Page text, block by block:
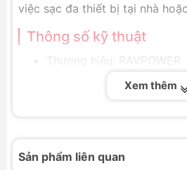
việc sạc đa thiết bị tại nhà
Thông số kỹ thuật
Thương hiệu: RAVPOWER
Model: RP-UC10
Kích thước: 10 x 7.0 x 2.9
Nguồn vào: 100-240V/50-
Xem thêm
Sản phẩm liên quan